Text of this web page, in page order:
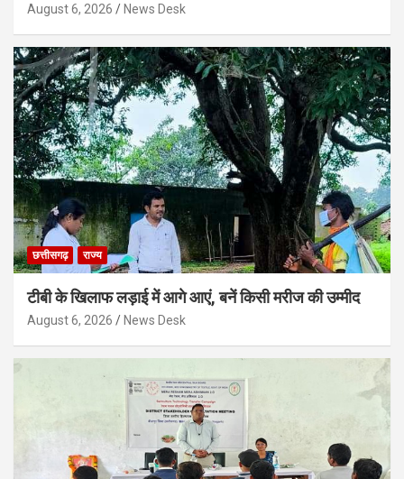
August 6, 2026 News Desk
छत्तीसगढ़ राज्य
टीबी के खिलाफ लड़ाई में आगे आएं, बनें किसी मरीज की उम्मीद
August 6, 2026 News Desk